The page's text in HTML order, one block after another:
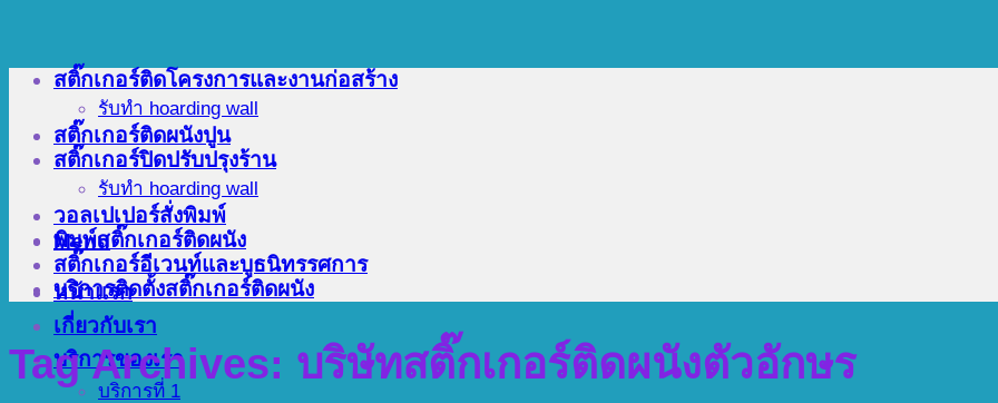
Menu
หน้าแรก
เกี่ยวกับเรา
บริการของเรา
บริการที่ 1
สติ๊กเกอร์ติดโครงการและงานก่อสร้าง
รับทำ hoarding wall
สติ๊กเกอร์ติดผนังปูน
สติ๊กเกอร์ปิดปรับปรุงร้าน
รับทำ hoarding wall
วอลเปเปอร์สั่งพิมพ์
พิมพ์สติ๊กเกอร์ติดผนัง
สติ๊กเกอร์อีเวนท์และบูธนิทรรศการ
บริการติดตั้งสติ๊กเกอร์ติดผนัง
Tag Archives: บริษัทสติ๊กเกอร์ติดผนังตัวอักษร